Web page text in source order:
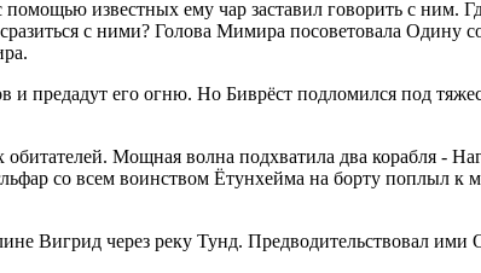
известных ему чар заставил говорить с ним.
с ними? Голова Мимира посоветовала Одину
и предадут его огню. Но Биврёст подломился под
Мощная волна подхватила два корабля -
со всем воинством Ётунхейма на борту поплыл к
Вигрид через реку Тунд. Предводительствовал